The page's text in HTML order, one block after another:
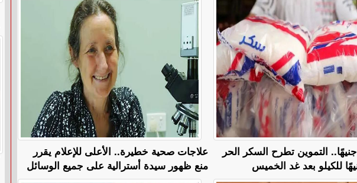
علاجات صحية خطيرة.. الأعلى للإعلام يقرر
منع ظهور سيدة أسترالية على جميع الوسائل
بدلا من 28 جنيهًا.. التموين تطرح السكر الحر